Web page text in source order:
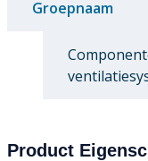
Groepnaam
Product